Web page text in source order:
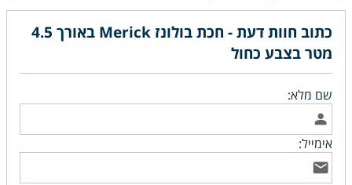
כתוב חוות דעת - חכת בולונז Merick באורך 4.5
מטר בצבע כחול
שם מלא:
אימייל: